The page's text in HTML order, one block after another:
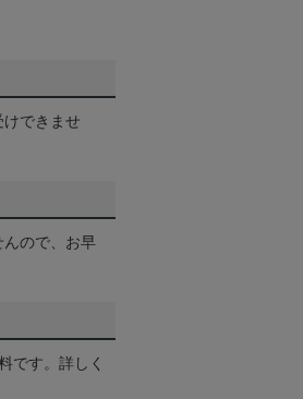
できませ
ので、お早
です。詳しく